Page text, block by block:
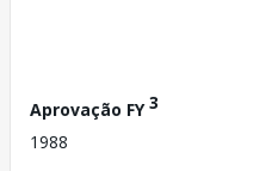
Aprovação FY3
1988